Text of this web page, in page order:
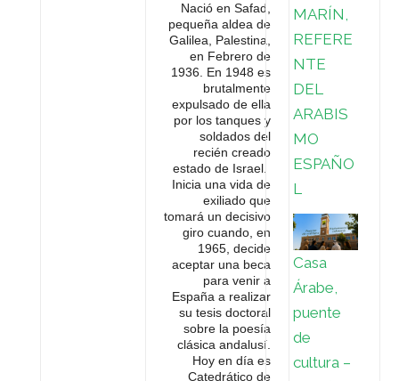
Nació en Safad,
pequeña aldea de
Galilea, Palestina,
en Febrero de
1936. En 1948 es
brutalmente
expulsado de ella
por los tanques y
soldados del
recién creado
estado de Israel.
Inicia una vida de
exiliado que
tomará un decisivo
giro cuando, en
1965, decide
aceptar una beca
para venir a
España a realizar
su tesis doctoral
sobre la poesía
clásica andalusí.
Hoy en día es
Catedrático de
MARÍN,
REFERE
NTE
DEL
ARABIS
MO
ESPAÑO
L
Casa
Árabe,
puente
de
cultura –